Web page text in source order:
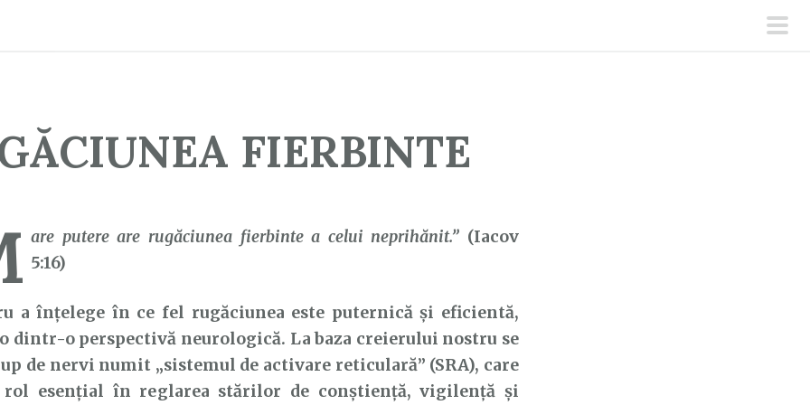
FIERBINTE
are putere are rugăciunea fierbinte a celui neprihănit.” (Iacov
5:16)
înțelege în ce fel rugăciunea este puternică și eficientă,
dintr-o perspectivă neurologică. La baza creierului nostru se
de nervi numit „sistemul de activare reticulară” (SRA), care
rol esențial în reglarea stărilor de conștiență, vigilență și